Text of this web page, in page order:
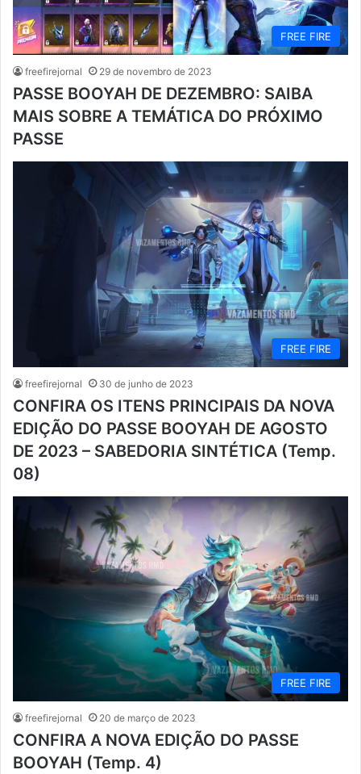
FREE FIRE
freefirejornal 29 de novembro de 2023
PASSE BOOYAH DE DEZEMBRO: SAIBA
MAIS SOBRE A TEMÁTICA DO PRÓXIMO
PASSE
FREE FIRE
freefirejornal 30 de junho de 2023
CONFIRA OS ITENS PRINCIPAIS DA NOVA
EDIÇÃO DO PASSE BOOYAH DE AGOSTO
DE 2023 – SABEDORIA SINTÉTICA (Temp.
08)
FREE FIRE
freefirejornal 20 de março de 2023
CONFIRA A NOVA EDIÇÃO DO PASSE
BOOYAH (Temp. 4)